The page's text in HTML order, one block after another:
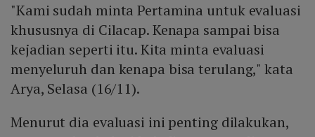
"Kami sudah minta Pertamina untuk evaluasi
khususnya di Cilacap. Kenapa sampai bisa
kejadian seperti itu. Kita minta evaluasi
menyeluruh dan kenapa bisa terulang," kata
Arya, Selasa (16/11).
Menurut dia evaluasi ini penting dilakukan,